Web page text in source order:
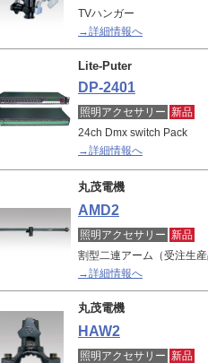
TVハンガー
→詳細情報へ
Lite-Puter
DP-2401
照明アクセサリー 新品
24ch Dmx switch Pack
→詳細情報へ
丸茂電機
AMD2
照明アクセサリー 新品
割型二連アーム（受注生
→詳細情報へ
丸茂電機
HAW2
照明アクセサリー 新品